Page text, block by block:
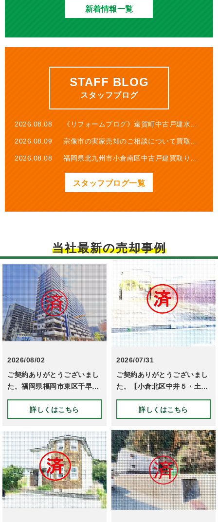
2026.07.12
2026.07.06
2026.06.24
2026.06.22
2026.05.30 ご契約ありがとうございました。福岡県北九州市八幡西区三ツ頭【土地】
2026.05.29
新着情報一覧
STAFF BLOG
スタッフブログ
2026.08.08
2026.08.09
2026.08.08
2026.08.03 宗像市赤間の中古マンション売却事例【宗像支店】
2026.08.02
2026.08.01 福岡県北九州市小倉北区のアパート売却成功事例【北九州本店】
2026.07.31 宗像市青葉台の理想の住まい、無事に売却【宗像支店】
2026.07.30 北九州市小倉北区中古住宅売却【北九州本店】
福岡市博多区にお住まいで篠栗町の実家売却に関するご相談【福岡支店】
2026.07.28
2026.07.27 不動産の価格査定サービスのご案内【北九州本店・宗像支店・福岡支店・飯塚支店】
2026.07.25
2026.07.24 宗像市の不動産売却をお考えの方へ - 迅速かつ負担の少ない方法をご提案します【宗像支店】
2026.07.23 北九州市若松区の物件売却に関する成功事例【北九州本店】
スタッフブログ一覧
当社最新の売却事例
2026/08/02
ご契約ありがとうございまし
た。福岡県福岡市東区千早5
丁目【マンション】
詳しくはこちら
2026/07/31
ご契約ありがとうございまし
た。【小倉北区中井５・土
地】
詳しくはこちら